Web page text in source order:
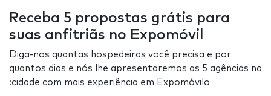
Receba 5 propostas grátis para
suas anfitriãs no Expomóvil
Diga-nos quantas hospedeiras você precisa e por
quantos dias e nós lhe apresentaremos as 5 agências na
:cidade com mais experiência em Expomóvilo